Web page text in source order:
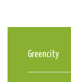
Greencity